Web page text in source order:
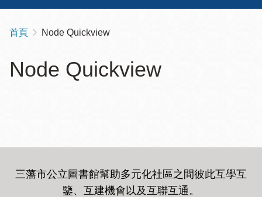
導
連
首頁 Node Quickview
Node Quickview
三藩市公立圖書館幫助多元化社區之間彼此互學互
鑒、互建機會以及互聯互通。